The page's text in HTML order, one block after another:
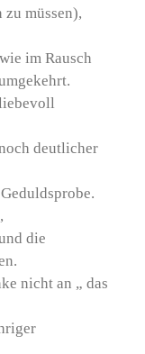
müssen),
im Rausch
deutlicher
die
nicht an „ das